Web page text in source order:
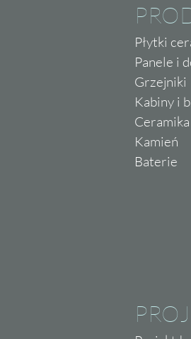
Płytki
Panele i
Grzejniki
Kabiny i
Kamień
Baterie